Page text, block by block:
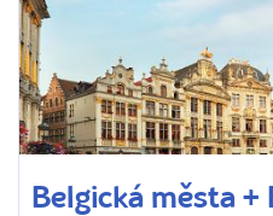
Belgická města +